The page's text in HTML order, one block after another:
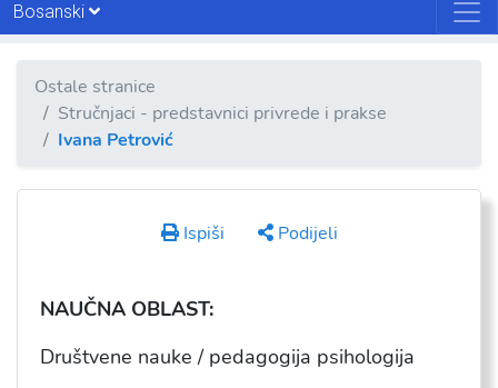
Bosanski
Ostale stranice
Stručnjaci - predstavnici privrede i prakse
Ivana Petrović
Ispiši Podijeli
NAUČNA OBLAST:
Društvene nauke / pedagogija psihologija